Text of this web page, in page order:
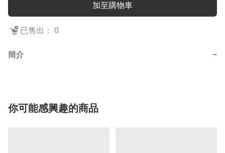
加至購物車
已售出： 0
簡介 −
你可能感興趣的商品